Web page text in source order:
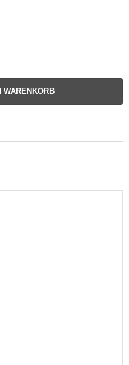
WARENKORB